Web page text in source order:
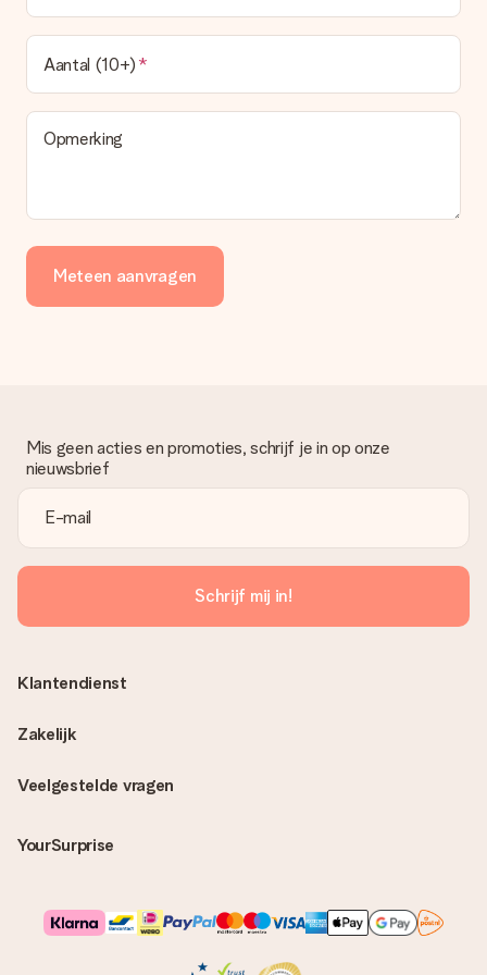
Aantal (10+)
Opmerking
Meteen aanvragen
Mis geen acties en promoties, schrijf je in op onze
nieuwsbrief
Schrijf mij in!
Veelgestelde vragen
YourSurprise
Klantendienst
Zakelijk